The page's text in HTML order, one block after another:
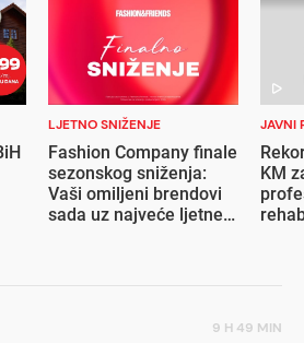
LJETNO SNIŽENJE
Fashion Company finale
sezonskog sniženja:
Vaši omiljeni brendovi
sada uz najveće ljetne
JAVNI
KM
9 H 49 MIN